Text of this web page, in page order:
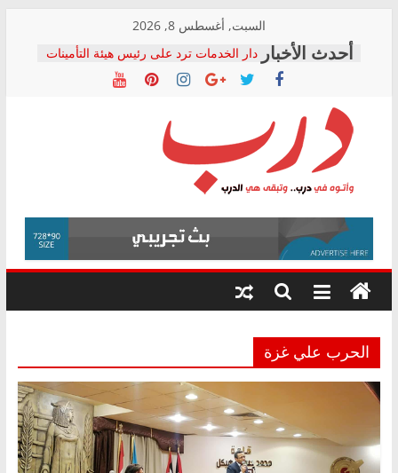
content
السبت, أغسطس 8, 2026
المجلس القومي لحقوق الإنسان يعلن
متابعة قضية الدكتور محمد زهران.. ويؤكد:
قرينة البراءة وضمانات المحاكمة العادلة
حق أصيل
بعد مؤتمره الصحفي: إنكار الأزمة لا ينهي
معاناة أصحاب المعاشات.. ونطالب بكشف
الشركة المنفذة
فرحات سليمان يكتب: القطاع الصحي إلى
أين؟
حزب التحالف الشعبي يطلق لجنة “الحق
في الصحة” بالإسكندرية لرصد الانتهاكات
ودعم المرضى
صور .. اعتماد الرسومات النهائية للقرار
الوزاري لمدينة الصحفيين.. وانتهاء أعمال
إنشاء المبنى الإداري
درب
وأتوه
درب..
وتبقى
هي
الحرب علي غزة